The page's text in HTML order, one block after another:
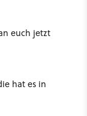
euch jetzt
hat es in